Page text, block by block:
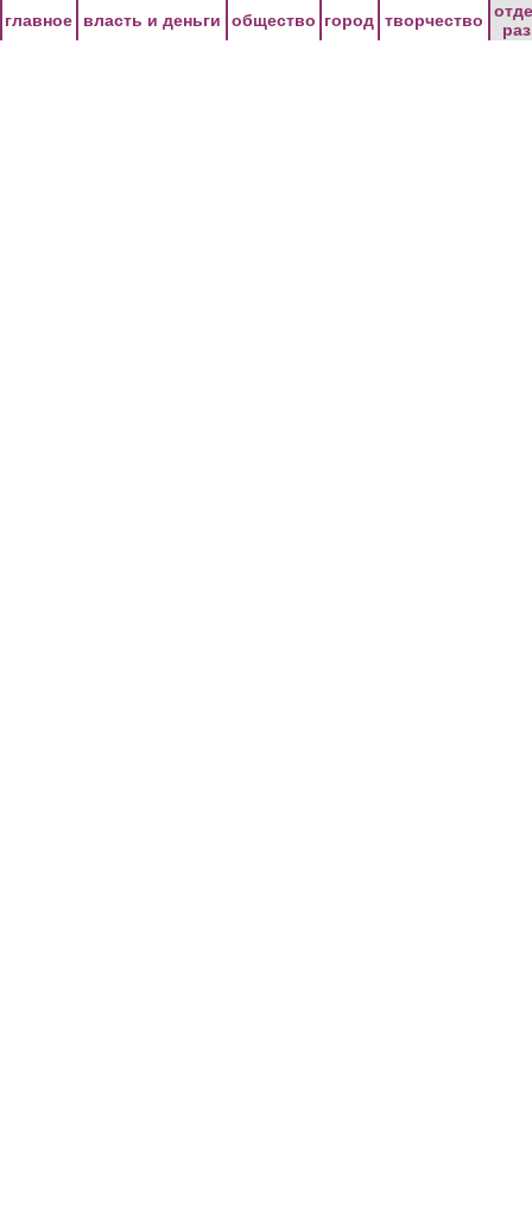
главное власть и деньги общество город творчество